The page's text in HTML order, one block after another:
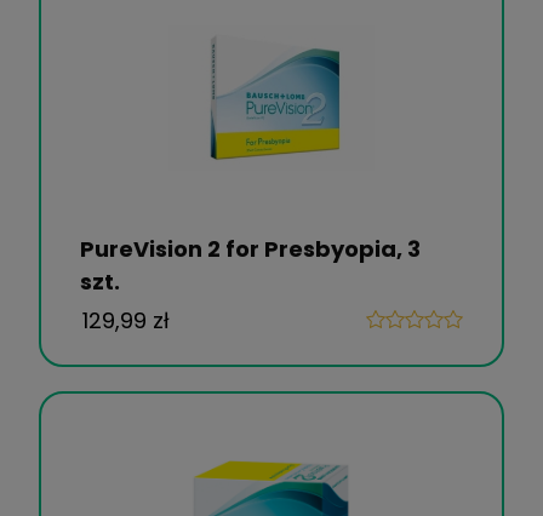
PureVision 2 for Presbyopia, 3
szt.
129,99 zł